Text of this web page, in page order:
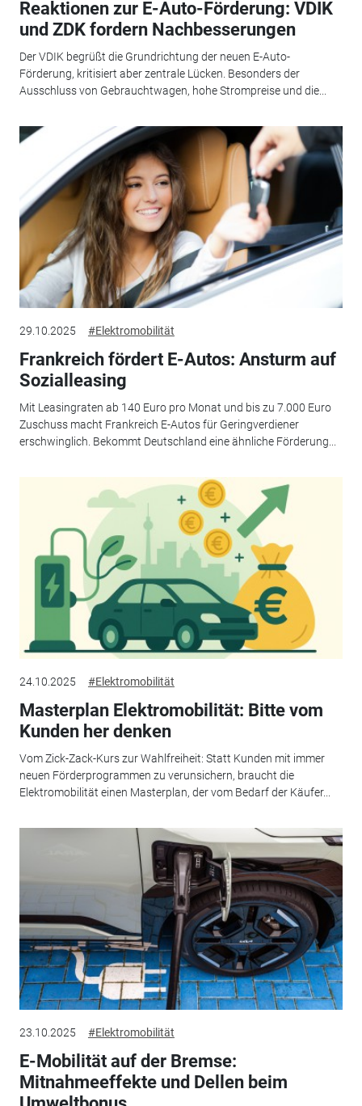
Reaktionen zur E-Auto-Förderung: VDIK
und ZDK fordern Nachbesserungen
Der VDIK begrüßt die Grundrichtung der neuen E-Auto-
Förderung, kritisiert aber zentrale Lücken. Besonders der
Ausschluss von Gebrauchtwagen, hohe Strompreise und die...
29.10.2025 #Elektromobilität
Frankreich fördert E-Autos: Ansturm auf
Sozialleasing
Mit Leasingraten ab 140 Euro pro Monat und bis zu 7.000 Euro
Zuschuss macht Frankreich E-Autos für Geringverdiener
erschwinglich. Bekommt Deutschland eine ähnliche Förderung...
24.10.2025 #Elektromobilität
Masterplan Elektromobilität: Bitte vom
Kunden her denken
Vom Zick-Zack-Kurs zur Wahlfreiheit: Statt Kunden mit immer
neuen Förderprogrammen zu verunsichern, braucht die
Elektromobilität einen Masterplan, der vom Bedarf der Käufer...
23.10.2025 #Elektromobilität
E-Mobilität auf der Bremse:
Mitnahmeeffekte und Dellen beim